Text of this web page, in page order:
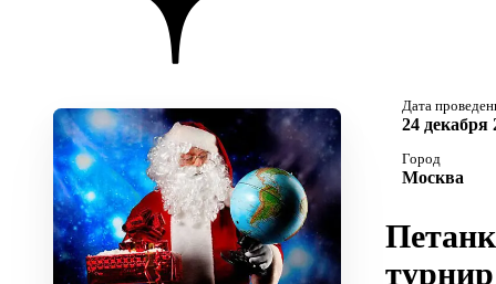
Дата
24 декабря
Город
Москва
турнир